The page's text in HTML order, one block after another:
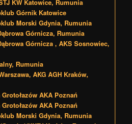
KW Katowice, Rumunia
Górnik Katowice
Morski Gdynia, Rumunia
Górnicza, Rumunia
Górnicza , AKS Sosnowiec,
Rumunia
AKG AGH Kraków,
AKA Poznań
AKA Poznań
Morski Gdynia, Rumunia